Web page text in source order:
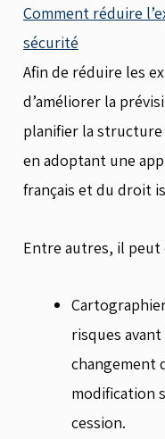
Comment réduire
sécurité
Afin de réduire les
d’améliorer la
planifier la
en adoptant une
français et du droit
Entre autres, il peut
risques
changement
modification
cession.